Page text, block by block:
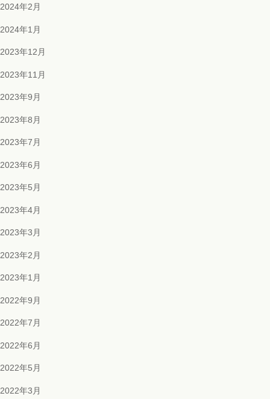
2024年2月
2024年1月
2023年12月
2023年11月
2023年9月
2023年8月
2023年7月
2023年6月
2023年5月
2023年4月
2023年3月
2023年2月
2023年1月
2022年9月
2022年7月
2022年6月
2022年5月
2022年3月